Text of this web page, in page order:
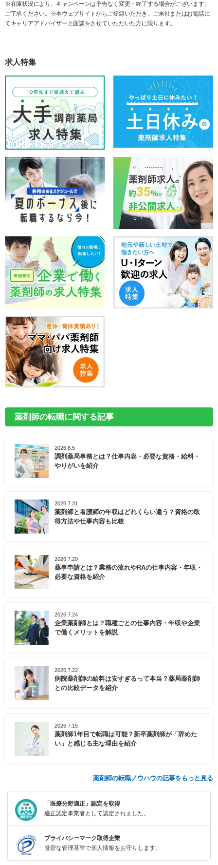
※在庫状況により、キャンペーンは予告なく変更・終了する場合がございます。
ご了承ください。※本ウェブサイトからご登録いただき、ご来社またはお電話に
てキャリアアドバイザーと面談をさせていただいた方に限ります。
求人特集
薬剤師の転職に関する記事
2026.8.5
調剤薬局事務とは？仕事内容・必要な資格・給料・
やりがいを紹介
2026.7.31
薬剤師と看護師の年収はどれくらい違う？資格の取
得方法や仕事内容も比較
2026.7.29
薬事申請とは？業務の流れやRAの仕事内容・年収・
必要な資格を紹介
2026.7.24
企業薬剤師とは？職種ごとの仕事内容・年収や企業
で働くメリットを解説
2026.7.22
病院薬剤師の給料は安すぎるって本当？薬局薬剤師
との比較データを紹介
2026.7.15
薬剤師1年目で転職は可能？新卒薬剤師が「辞めた
い」と感じる主な理由を紹介
薬剤師の転職ノウハウの記事をもっと見る
「医療分野適正」認定を取得
適正認定事業者として認定されました。
プライバシーマーク取得企業
厳密な管理基準で個人情報をお守りします。